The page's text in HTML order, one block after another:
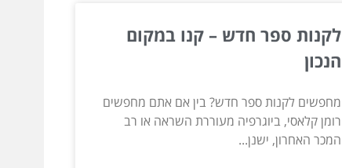
לקנות ספר חדש – קנו במקום
הנכון
מחפשים לקנות ספר חדש? בין אם אתם מחפשים
רומן קלאסי, ביוגרפיה מעוררת השראה או רב
המכר האחרון, ישנן...